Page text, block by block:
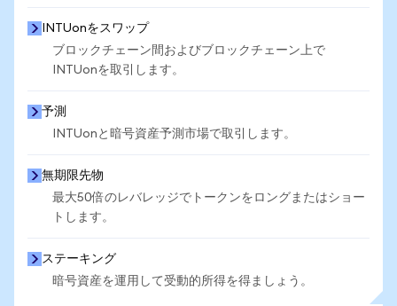
INTUonをスワップ
ブロックチェーン間およびブロックチェーン上で
INTUonを取引します。
予測
INTUonと暗号資産予測市場で取引します。
無期限先物
最大50倍のレバレッジでトークンをロングまたはショー
トします。
ステーキング
暗号資産を運用して受動的所得を得ましょう。